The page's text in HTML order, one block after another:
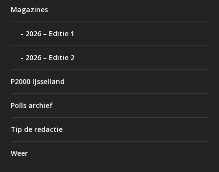
Magazines
2026 – Editie 1
2026 – Editie 2
P2000 IJsselland
Polls archief
Tip de redactie
Weer